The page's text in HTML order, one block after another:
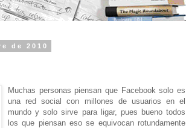
de 2010
Muchas personas piensan que Facebook solo es
una red social con millones de usuarios en el
mundo y solo sirve para ligar, pues bueno todos
los que piensan eso se equivocan rotundamente